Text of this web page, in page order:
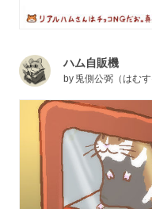
ハム自販機
by 兎側公弼（はむす